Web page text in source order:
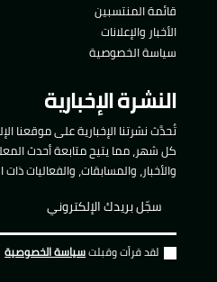
قائمة المنتسبين
الأخبار والإعلانات
سياسة الخصوصية
النشرة الإخبارية
تُحدَّث نشرتنا الإخبارية على موقعنا
كل شهر، مما يتيح متابعة أحدث
والأخبار، والمسابقات، والفعاليات
لقد قرأت وقبلتسياسة الخصوصية